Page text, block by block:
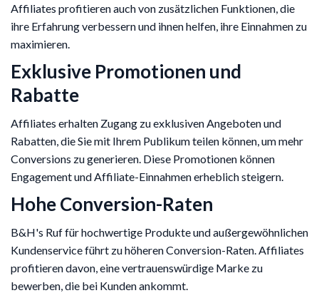
Affiliates profitieren auch von zusätzlichen Funktionen, die
ihre Erfahrung verbessern und ihnen helfen, ihre Einnahmen zu
maximieren.
Exklusive Promotionen und
Rabatte
Affiliates erhalten Zugang zu exklusiven Angeboten und
Rabatten, die Sie mit Ihrem Publikum teilen können, um mehr
Conversions zu generieren. Diese Promotionen können
Engagement und Affiliate-Einnahmen erheblich steigern.
Hohe Conversion-Raten
B&H's Ruf für hochwertige Produkte und außergewöhnlichen
Kundenservice führt zu höheren Conversion-Raten. Affiliates
profitieren davon, eine vertrauenswürdige Marke zu
bewerben, die bei Kunden ankommt.